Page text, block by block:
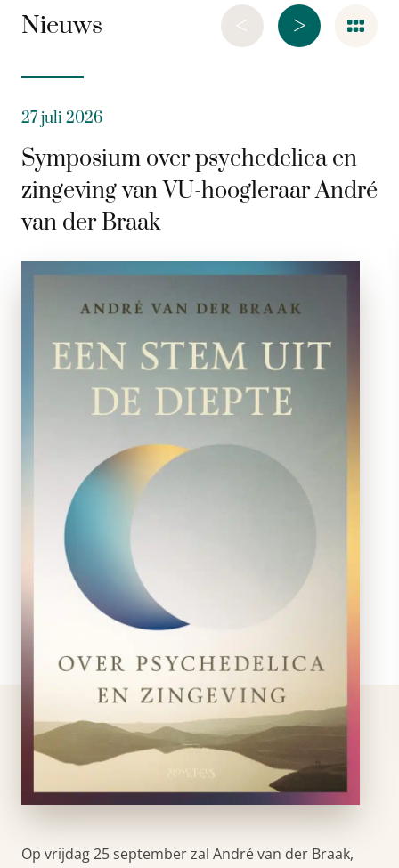
Nieuws >
<
27 juli 2026
Symposium over psychedelica en
zingeving van VU-hoogleraar André
van der Braak
Op vrijdag 25 september zal André van der Braak,